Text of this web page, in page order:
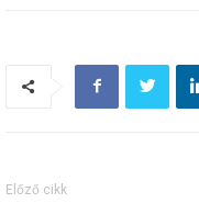
Előző cikk